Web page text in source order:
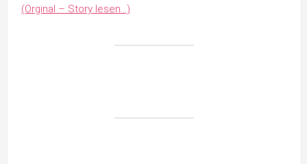
(Orginal – Story lesen…)